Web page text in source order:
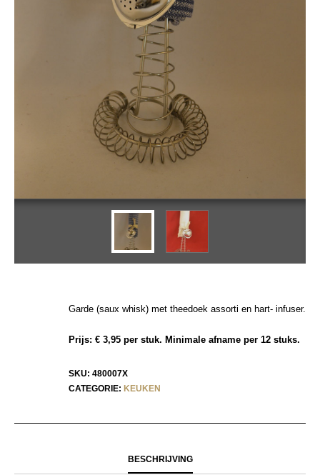
Garde (saux whisk) met theedoek assorti en hart- infuser.
Prijs: € 3,95 per stuk. Minimale afname per 12 stuks.
SKU: 480007X
CATEGORIE: KEUKEN
BESCHRIJVING